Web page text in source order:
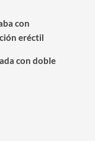
con
eréctil
con doble